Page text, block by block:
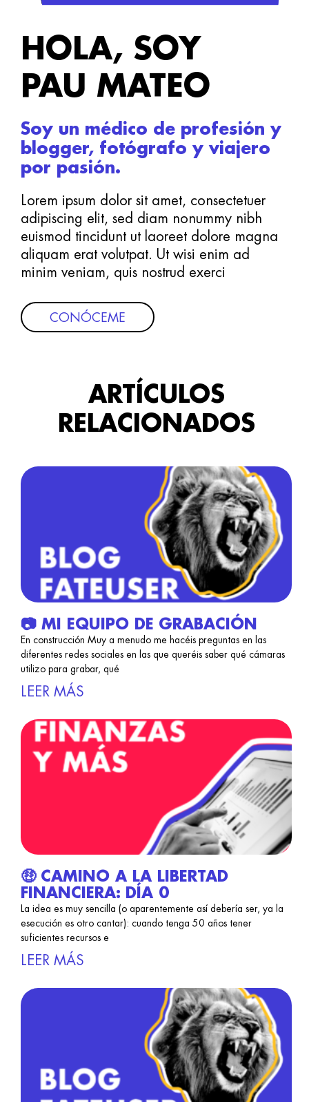
HOLA, SOY
PAU MATEO
Soy un médico de profesión y
blogger, fotógrafo y viajero
por pasión.
Lorem ipsum dolor sit amet, consectetuer
adipiscing elit, sed diam nonummy nibh
euismod tincidunt ut laoreet dolore magna
aliquam erat volutpat. Ut wisi enim ad
minim veniam, quis nostrud exerci
CONÓCEME
ARTÍCULOS
RELACIONADOS
📷 MI EQUIPO DE GRABACIÓN
En construcción Muy a menudo me hacéis preguntas en las
diferentes redes sociales en las que queréis saber qué cámaras
utilizo para grabar, qué
LEER MÁS
🤑 CAMINO A LA LIBERTAD
FINANCIERA: DÍA 0
La idea es muy sencilla (o aparentemente así debería ser, ya la
esecución es otro cantar): cuando tenga 50 años tener
suficientes recursos e
LEER MÁS